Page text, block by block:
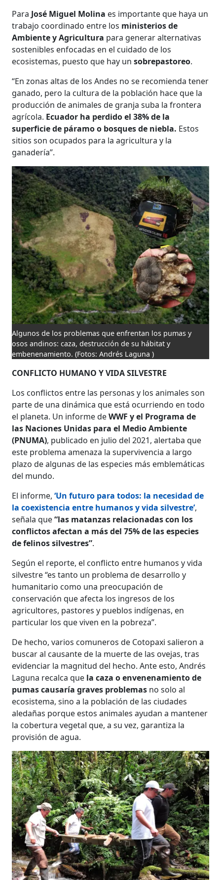
Para José Miguel Molina es importante que haya un
trabajo coordinado entre los ministerios de
Ambiente y Agricultura para generar alternativas
sostenibles enfocadas en el cuidado de los
ecosistemas, puesto que hay unsobrepastoreo.
“En zonas altas de los Andes no se recomienda tener
ganado, pero la cultura de la población hace que la
producción de animales de granja suba la frontera
agrícola. Ecuador ha perdido el 38% de la
superficie de páramo o bosques de niebla. Estos
sitios son ocupados para la agricultura y la
ganadería”.
Algunos de los problemas que enfrentan los pumas y
osos andinos: caza, destrucción de su hábitat y
embenenamiento. (Fotos: Andrés Laguna )
CONFLICTO HUMANO Y VIDA SILVESTRE
Los conflictos entre las personas y los animales son
parte de una dinámica que está ocurriendo en todo
el planeta. Un informe deWWF y el Programa de
las Naciones Unidas para el Medio Ambiente
(PNUMA), publicado en julio del 2021, alertaba que
este problema amenaza la supervivencia a largo
plazo de algunas de las especies más emblemáticas
del mundo.
El informe,‘Un futuro para todos: la necesidad de
la coexistencia entre humanos y vida silvestre’,
señala que“las matanzas relacionadas con los
conflictos afectan a más del 75% de las especies
de felinos silvestres”.
Según el reporte, el conflicto entre humanos y vida
silvestre “es tanto un problema de desarrollo y
humanitario como una preocupación de
conservación que afecta los ingresos de los
agricultores, pastores y pueblos indígenas, en
particular los que viven en la pobreza”.
De hecho, varios comuneros de Cotopaxi salieron a
buscar al causante de la muerte de las ovejas, tras
evidenciar la magnitud del hecho. Ante esto, Andrés
Laguna recalca que la caza o envenenamiento de
pumas causaría graves problemas no solo al
ecosistema, sino a la población de las ciudades
aledañas porque estos animales ayudan a mantener
la cobertura vegetal que, a su vez, garantiza la
provisión de agua.